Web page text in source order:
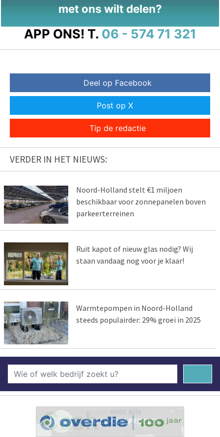
met ons wilt delen?
APP ONS! T. 06 - 574 71 321
Deel op Facebook
Post op X
Tip de redactie
VERDER IN HET NIEUWS:
Noord-Holland stelt €1 miljoen
beschikbaar voor zonnepanelen boven
parkeerterreinen
Ruit kapot of nieuw glas nodig? Wij
staan vandaag nog voor je klaar!
Warmtepompen in Noord-Holland
steeds populairder: 29% groei in 2025